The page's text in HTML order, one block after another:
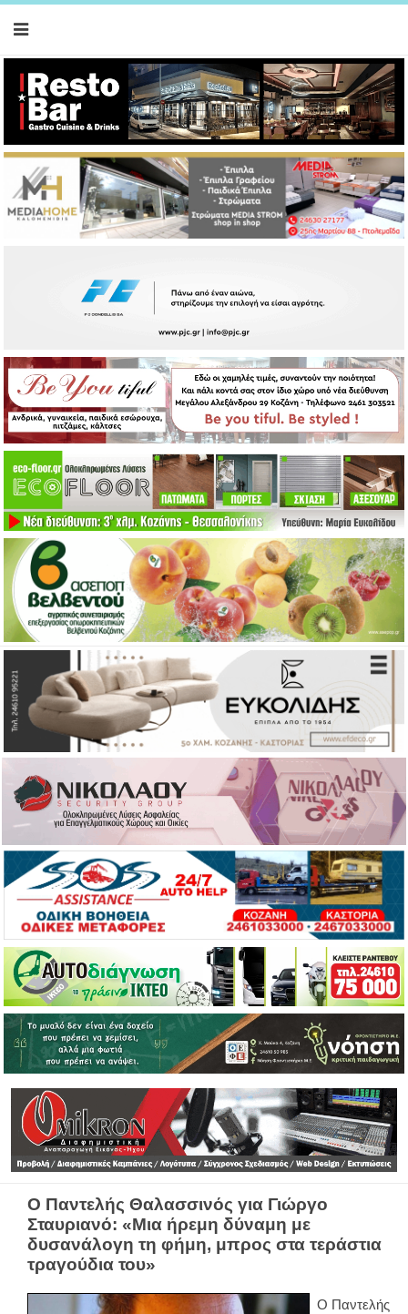
Ο Παντελής Θαλασσινός για Γιώργο
Σταυριανό: «Μια ήρεμη δύναμη με
δυσανάλογη τη φήμη, μπρος στα τεράστια
τραγούδια του»
Ο Παντελής